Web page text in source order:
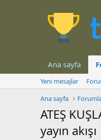
Ana sayfa
Yeni mesajlar
Ana sayfa
ATEŞ
yayın akışı